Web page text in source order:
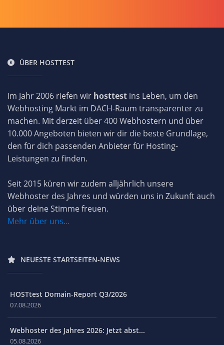
ÜBER HOSTTEST
Im Jahr 2006 riefen wir hosttest ins Leben, um den
Webhosting Markt im DACH-Raum transparenter zu
machen. Mit derzeit über 400 Webhostern und über
10.000 Angeboten bieten wir dir die beste Grundlage,
den für dich passenden Anbieter für Hosting-
Leistungen zu finden.
Seit 2015 küren wir zudem alljährlich unsere
Webhoster des Jahres und würden uns in Zukunft auch
über deine Stimme freuen.
Mehr über uns...
NEUESTE STARTSEITEN-NEWS
HOSTtest Domain-Report Q3/2026
07.08.2026
Webhoster des Jahres 2026: Jetzt abst...
05.08.2026